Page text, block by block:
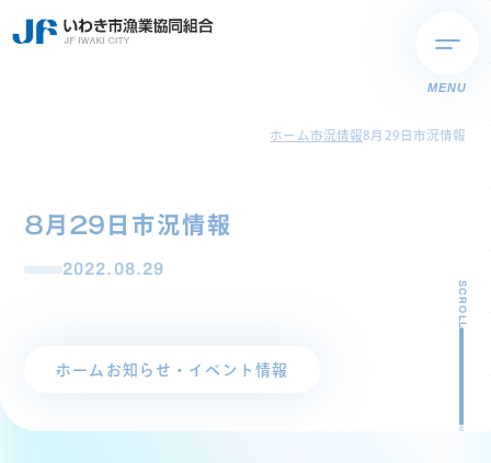
MENU
ホーム市況情報8月29日市況情報
8月29日市況情報
2022.08.29
ホーム お知らせ・イベント情報
SCROLL